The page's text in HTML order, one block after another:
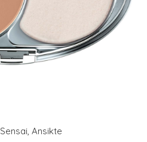
Sensai, Ansikte